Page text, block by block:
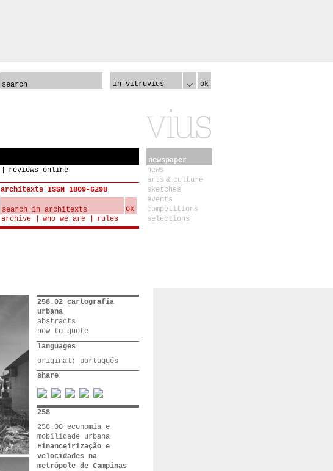
in vitruvius ok
reviews online
architexts ISSN 1809-6298
ok
archive
who we are
rules
258.02 cartografia
urbana
abstracts
how to quote
languages
original: português
share
258
258.00 economia e
mobilidade urbana
Financeirização e
velocidades na
metrópole de Campinas
newspaper
news
arts & culture
sketches
events
competitions
selections